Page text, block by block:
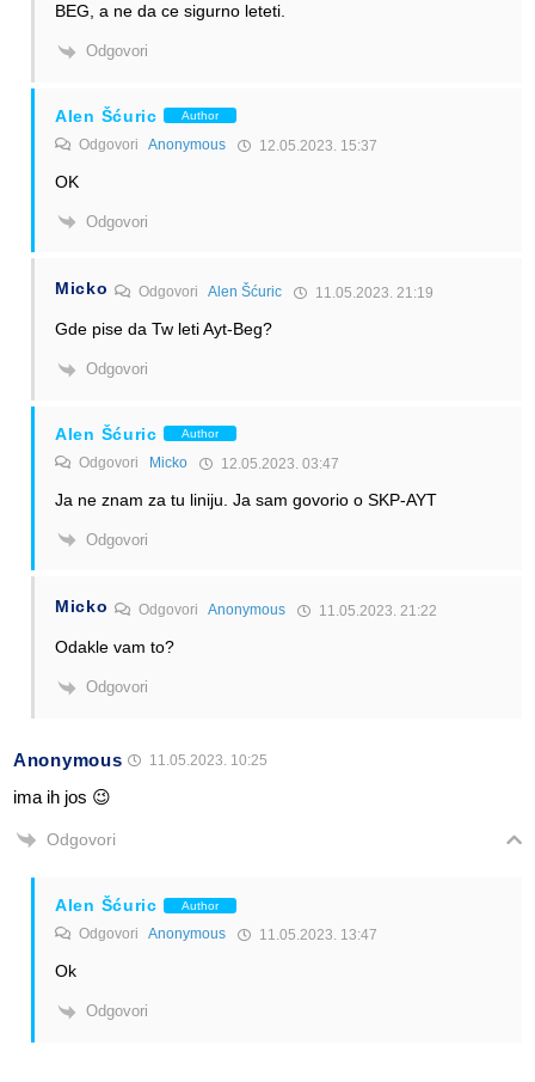
BEG, a ne da ce sigurno leteti.
Odgovori
Alen Šćuric Author
Odgovori Anonymous 12.05.2023. 15:37
OK
Odgovori
Micko Odgovori Alen Šćuric 11.05.2023. 21:19
Gde pise da Tw leti Ayt-Beg?
Odgovori
Alen Šćuric Author
Odgovori Micko 12.05.2023. 03:47
Ja ne znam za tu liniju. Ja sam govorio o SKP-AYT
Odgovori
Micko Odgovori Anonymous 11.05.2023. 21:22
Odakle vam to?
Odgovori
Anonymous 11.05.2023. 10:25
ima ih jos 😉
Odgovori
Alen Šćuric Author
Odgovori Anonymous 11.05.2023. 13:47
Ok
Odgovori